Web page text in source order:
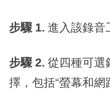
步驟 1. 進入該錄音
步驟 2. 從四種可選
擇，包括“螢幕和網